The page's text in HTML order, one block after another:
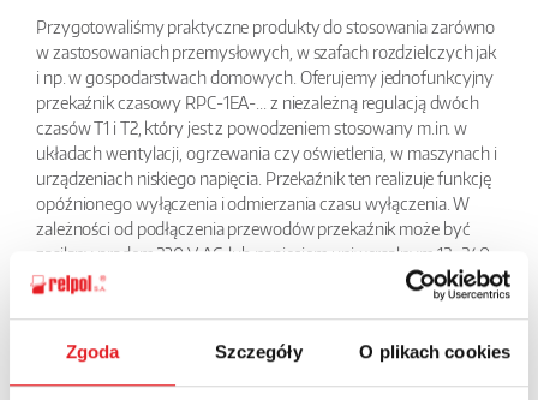
Zgoda Szczegóły O plikach cookies
Przygotowaliśmy praktyczne produkty do stosowania zarówno
w zastosowaniach przemysłowych, w szafach rozdzielczych jak
i np. w gospodarstwach domowych. Oferujemy jednofunkcyjny
przekaźnik czasowy RPC-1EA-... z niezależną regulacją dwóch
czasów T1 i T2, który jest z powodzeniem stosowany m.in. w
układach wentylacji, ogrzewania czy oświetlenia, w maszynach i
urządzeniach niskiego napięcia. Przekaźnik ten realizuje funkcję
opóźnionego wyłączenia i odmierzania czasu wyłączenia. W
zależności od podłączenia przewodów przekaźnik może być
zasilany prądem 230 V AC, lub napięciem uniwersalnym 12...240
V AC/DC. To idealne urządzenie dla poszukujących
zasilanie, odmierzany czas T1 i T2. Przekaźnik daje możliwość
ustawienia 8 zakresów czasowych od 1 sekundy do 10 dni oraz